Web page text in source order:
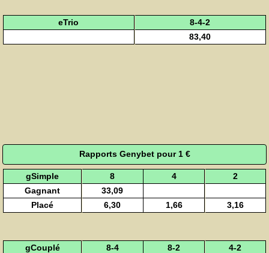
eTrio
8-4-2
83,40
Rapports Genybet pour 1 €
gSimple 8 4
2
Gagnant
33,09
Placé
6,30 1,66 3,16
gCouplé 8-4 8-2
4-2